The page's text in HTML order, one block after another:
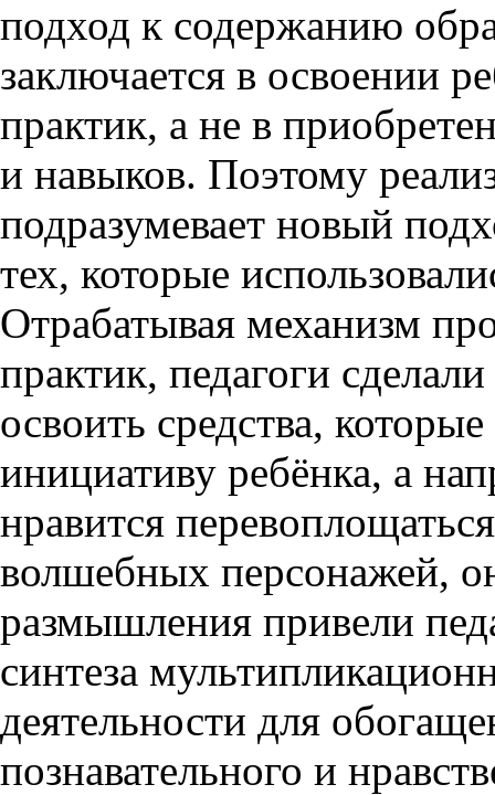
подход к содержанию
заключается в освоении
практик, а не в
и навыков. Поэтому
подразумевает новый
тех, которые
Отрабатывая механизм
практик, педагоги
освоить средства,
инициативу ребёнка, а
нравится
волшебных персонажей,
размышления привели
синтеза
деятельности для
познавательного и